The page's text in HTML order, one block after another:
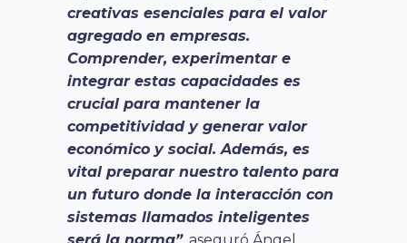
creativas esenciales para el valor
agregado en empresas.
Comprender, experimentar e
integrar estas capacidades es
crucial para mantener la
competitividad y generar valor
económico y social. Además, es
vital preparar nuestro talento para
un futuro donde la interacción con
sistemas llamados inteligentes